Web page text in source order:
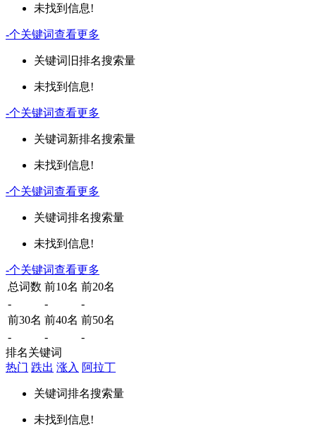
未找到信息!
-个关键词查看更多
关键词 旧排名搜索量
未找到信息!
-个关键词查看更多
关键词新排名搜索量
未找到信息!
-个关键词查看更多
关键词排名搜索量
未找到信息!
-个关键词查看更多
总词数 前10名 前20名
-
-
-
前30名 前40名 前50名
-
-
-
排名关键词
热门 跌出 涨入 阿拉丁
关键词排名搜索量
未找到信息!